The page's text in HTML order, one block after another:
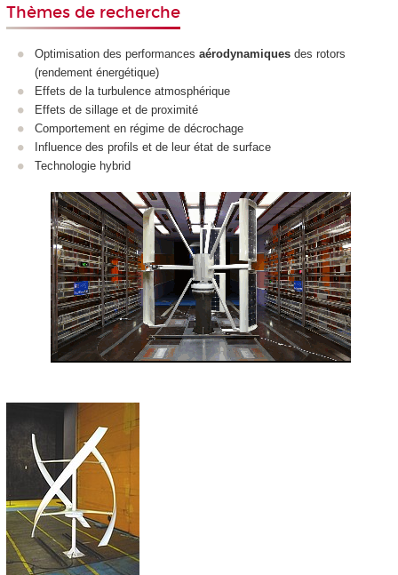
Thèmes de recherche
Optimisation des performances aérodynamiques des rotors
(rendement énergétique)
Effets de la turbulence atmosphérique
Effets de sillage et de proximité
Comportement en régime de décrochage
Influence des profils et de leur état de surface
Technologie hybrid